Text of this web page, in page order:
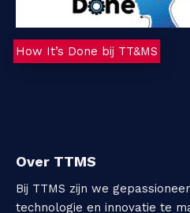
How It’s Done bij TT&MS
Over TTMS
Bij TTMS zijn we
technologie en innovatie te